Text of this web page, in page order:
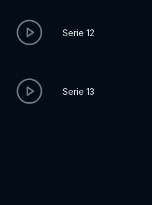
Serie 12
Serie 13